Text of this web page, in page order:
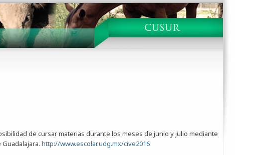
de cursar materias durante los meses de junio y julio mediante
http://www.escolar.udg.mx/cive2016